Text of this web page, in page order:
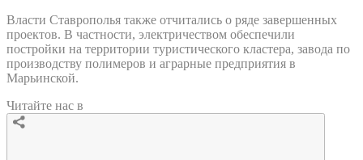
Власти Ставрополья также отчитались о ряде завершенных
проектов. В частности, электричеством обеспечили
постройки на территории туристического кластера, завода по
производству полимеров и аграрные предприятия в
Марьинской.
Читайте нас в